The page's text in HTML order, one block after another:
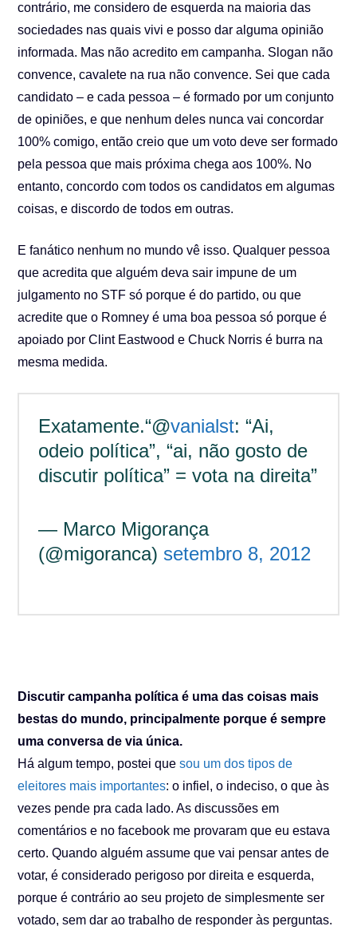
contrário, me considero de esquerda na maioria das
sociedades nas quais vivi e posso dar alguma opinião
informada. Mas não acredito em campanha. Slogan não
convence, cavalete na rua não convence. Sei que cada
candidato – e cada pessoa – é formado por um conjunto
de opiniões, e que nenhum deles nunca vai concordar
100% comigo, então creio que um voto deve ser formado
pela pessoa que mais próxima chega aos 100%. No
entanto, concordo com todos os candidatos em algumas
coisas, e discordo de todos em outras.
E fanático nenhum no mundo vê isso. Qualquer pessoa
que acredita que alguém deva sair impune de um
julgamento no STF só porque é do partido, ou que
acredite que o Romney é uma boa pessoa só porque é
apoiado por Clint Eastwood e Chuck Norris é burra na
mesma medida.
Exatamente.“@vanialst: “Ai,
odeio política”, “ai, não gosto de
discutir política” = vota na direita”
— Marco Migorança
(@migoranca) setembro 8, 2012
Discutir campanha política é uma das coisas mais
bestas do mundo, principalmente porque é sempre
uma conversa de via única.
Há algum tempo, postei quesou um dos tipos de
eleitores mais importantes: o infiel, o indeciso, o que às
vezes pende pra cada lado. As discussões em
comentários e no facebook me provaram que eu estava
certo. Quando alguém assume que vai pensar antes de
votar, é considerado perigoso por direita e esquerda,
porque é contrário ao seu projeto de simplesmente ser
votado, sem dar ao trabalho de responder às perguntas.